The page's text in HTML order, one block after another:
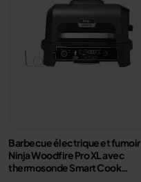
Barbecue électrique et fumoir
Ninja Woodfire Pro XL avec
thermosonde Smart Cook